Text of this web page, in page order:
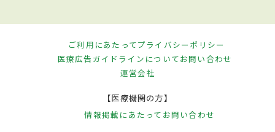
ご利用にあたってプライバシーポリシー
医療広告ガイドラインについてお問い合わせ
運営会社
【医療機関の方】
情報掲載にあたって お問い合わせ